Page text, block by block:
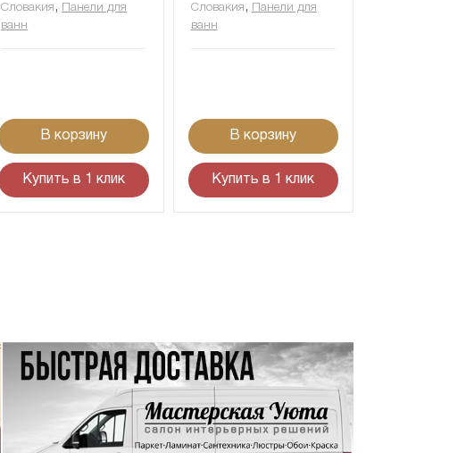
Словакия , Панели для
ванн
В корзину
Купить в 1 клик
Словакия , Панели для
ванн
В корзину
Купить в 1 клик